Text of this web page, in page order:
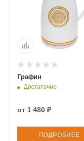
Графин
Достаточно
от 1 480 ₽
ПОДРОБНЕЕ